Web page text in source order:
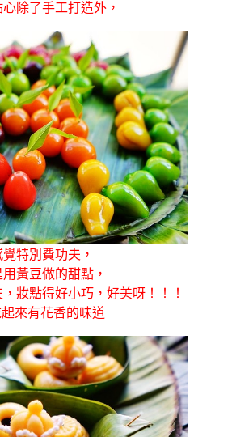
除了手工打造外，
特別費功夫，
用黃豆做的甜點，
妝點得好小巧，好美呀！！！
來有花香的味道